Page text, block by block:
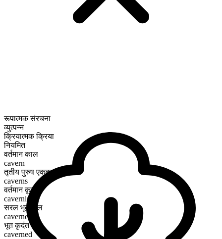
रूपात्मक संरचना
व्युत्पन्न
क्रियात्मक क्रिया
नियमित
वर्तमान काल
cavern
तृतीय पुरुष एकवचन
caverns
वर्तमान कृदंत
caverning
सरल भूतकाल
caverned
भूत कृदंत
caverned